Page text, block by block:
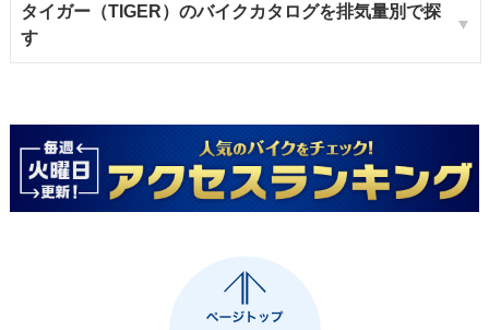
タイガー（TIGER）のバイクカタログを排気量別で探
す